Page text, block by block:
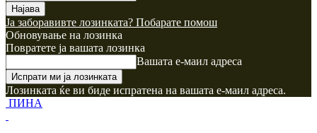
Ја заборавивте лозинката? Побарате помош
Обновување на лозинка
Повратете ја вашата лозинка
Вашата е-маил адреса
Лозинката ќе ви биде испратена на вашата е-маил адреса.
ПИНА